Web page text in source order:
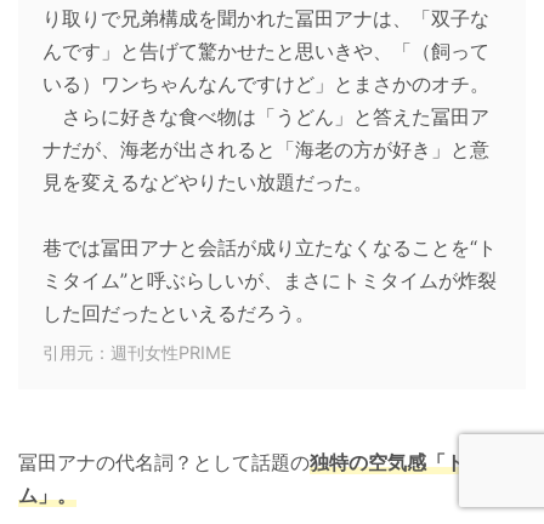
り取りで兄弟構成を聞かれた冨田アナは、「双子な
んです」と告げて驚かせたと思いきや、「（飼って
いる）ワンちゃんなんですけど」とまさかのオチ。
さらに好きな食べ物は「うどん」と答えた冨田ア
ナだが、海老が出されると「海老の方が好き」と意
見を変えるなどやりたい放題だった。
巷では冨田アナと会話が成り立たなくなることを“ト
ミタイム”と呼ぶらしいが、まさにトミタイムが炸裂
した回だったといえるだろう。
引用元：週刊女性PRIME
冨田アナの代名詞？として話題の独特の空気感「トミタイ
ム」。